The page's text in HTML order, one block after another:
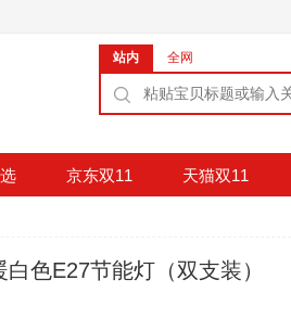
站内 全网
京东双11 天猫双11
色E27节能灯（双支装）